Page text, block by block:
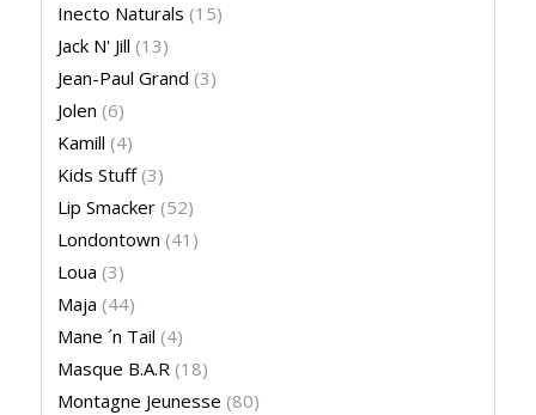
Inecto Naturals (15)
Jack N' Jill (13)
Jean-Paul Grand (3)
Jolen (6)
Kamill (4)
Kids Stuff (3)
Lip Smacker (52)
Londontown (41)
Loua (3)
Maja (44)
Mane ´n Tail (4)
Masque B.A.R (18)
Montagne Jeunesse (80)